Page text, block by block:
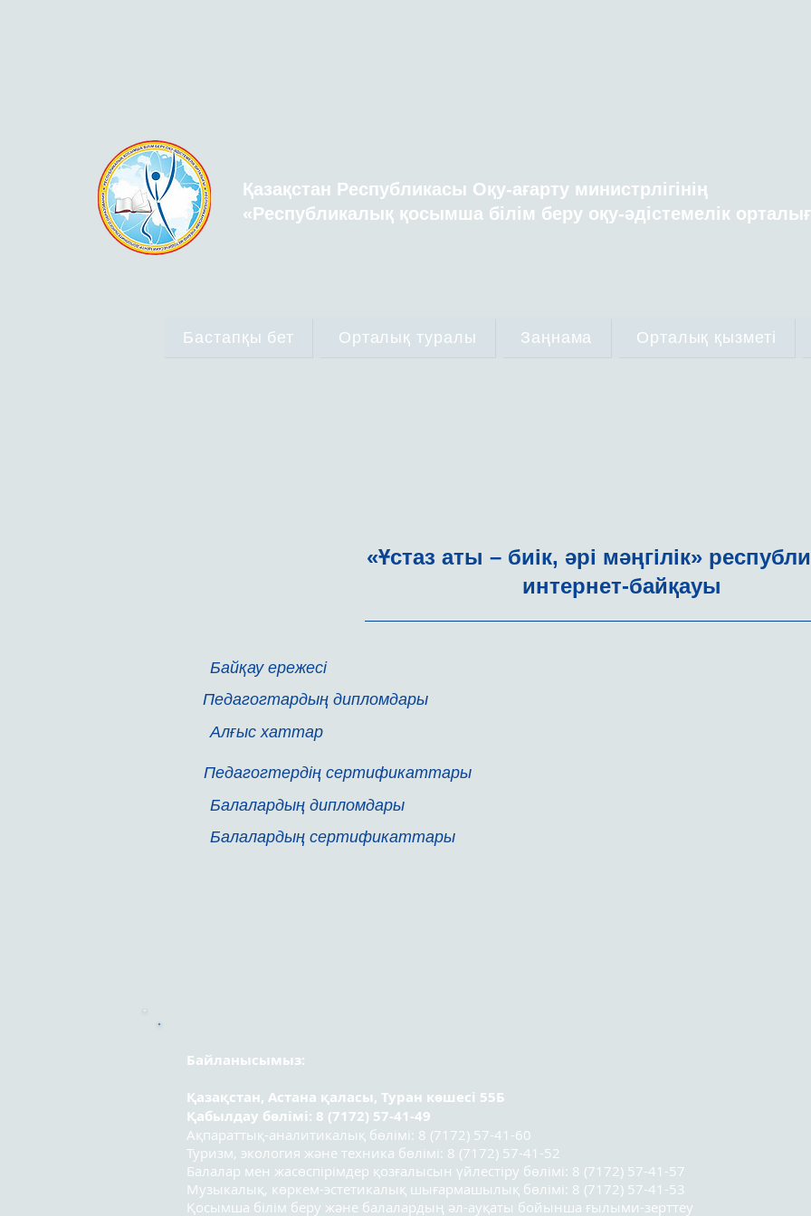
Қазақстан Республикасы Оқу-ағарту министрлігінің
«Республикалық қосымша білім беру оқу-әдістемелік
Бастапқы бет Орталық туралы Заңнама Орталық қызметі
«Ұстаз аты – биік, әрі мәңгілік»
интернет-байқауы
Байқау ережесі
Педагогтардың дипломдары
Алғыс хаттар
Педагогтердің сертификаттары
Балалардың дипломдары
Балалардың сертификаттары
Байланысымыз:
Қазақстан, Астана қаласы, Туран көшесі 55Б
Қабылдау бөлімі: 8 (7172) 57-41-49
Ақпараттық-аналитикалық бөлімі: 8 (7172) 57-41-60
Туризм, экология және техника бөлімі: 8 (7172) 57-41-52
Балалар мен жасөспірімдер қозғалысын үйлестіру бөлімі: 8 (7172) 57-41-57
Музыкалық, көркем-эстетикалық шығармашылық бөлімі: 8 (7172) 57-41-53
Қосымша білім беру және балалардың әл-ауқаты бойынша ғылыми-зерттеу